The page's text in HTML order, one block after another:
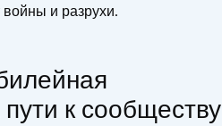
и разрухи.
к сообществу